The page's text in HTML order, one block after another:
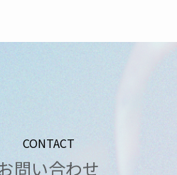
CONTACT
問い合わせ